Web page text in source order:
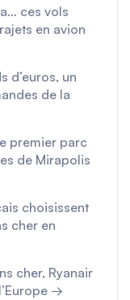
ces vols
en avion
d’euros, un
de la
premier parc
de Mirapolis
choisissent
cher en
cher, Ryanair
→